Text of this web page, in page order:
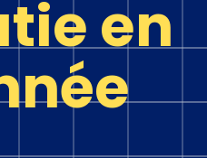
en